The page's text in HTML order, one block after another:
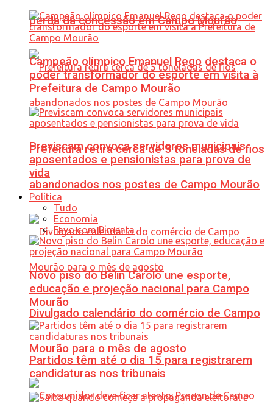
perda da concessão em Campo Mourão
Prefeitura retira cerca de 5 toneladas de fios
abandonados nos postes de Campo Mourão
Divulgado calendário do comércio de Campo
Mourão para o mês de agosto
Campeão olímpico Emanuel Rego destaca o
poder transformador do esporte em visita à
Prefeitura de Campo Mourão
Previscam convoca servidores municipais
aposentados e pensionistas para prova de
vida
Política
Tudo
Economia
Favo com Pimenta
Novo piso do Belin Carolo une esporte,
educação e projeção nacional para Campo
Mourão
Partidos têm até o dia 15 para registrarem
candidaturas nos tribunais